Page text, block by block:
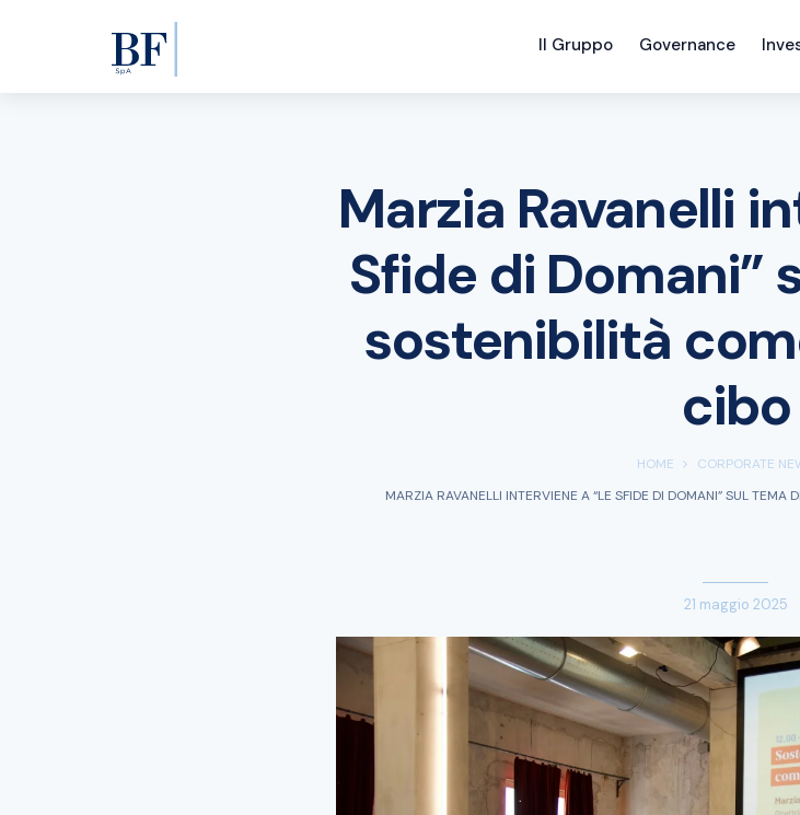
Il Gruppo Governance
Marzia Ravanelli
Sfide di Domani”
sostenibilità
cibo
HOME
CORPORATE
MARZIA RAVANELLI INTERVIENE A “LE SFIDE DI DOMANI” SUL
21 maggio 2025